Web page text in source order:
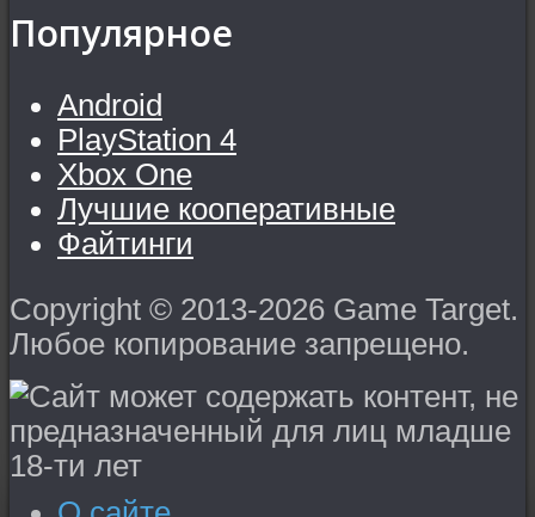
Популярное
Android
PlayStation 4
Xbox One
Лучшие кооперативные
Файтинги
Copyright © 2013-2026 Game Target.
Любое копирование запрещено.